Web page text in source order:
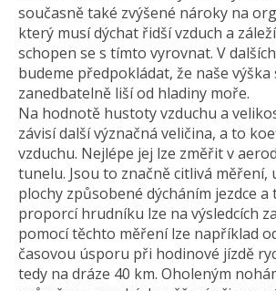
současně také zvýšené nároky na
který musí dýchat řidší vzduch a
schopen se s tímto vyrovnat. V
budeme předpokládat, že naše výška
zanedbatelně liší od hladiny moře.
Na hodnotě hustoty vzduchu a
závisí další význačná veličina, a to
vzduchu. Nejlépe jej lze změřit v
tunelu. Jsou to značně citlivá měření,
plochy způsobené dýcháním jezdce a
proporcí hrudníku lze na výsledcích
pomocí těchto měření lze například
časovou úsporu při hodinové jízdě
tedy na dráze 40 km. Oholeným